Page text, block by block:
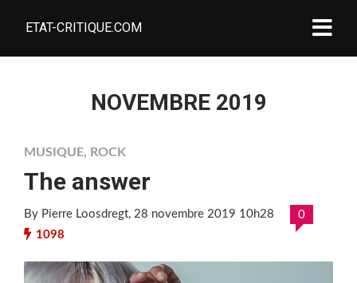
ETAT-CRITIQUE.COM
NOVEMBRE 2019
MUSIQUE, ROCK
The answer
By Pierre Loosdregt, 28 novembre 2019 10h28
0
1098